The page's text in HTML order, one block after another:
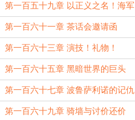
星的顾虑！
第一百五十九章 以正义之名！海军
万岁！
第一百六十一章 茶话会邀请函
第一百六十三章 演技！礼物！
第一百六十五章 黑暗世界的巨头
们！反常的茶话会！
第一百六十七章 波鲁萨利诺的记仇
本
第一百六十九章 骑墙与讨价还价